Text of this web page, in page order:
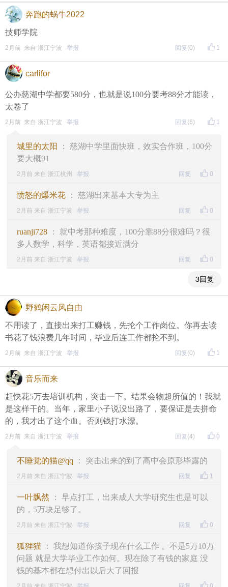
奔跑的蜗牛2022
技师学院
1
2月前 来自 浙江宁波 举报 回复 (0)
carlifor
公办慈湖中学都要580分，也就是说100分要考88分才能读，
太卷了
1
2月前 来自 浙江宁波 举报 回复 (6)
城里的太阳
： 慈湖中学里面快班，效实合作班，100分
要大概91
0
2月前 来自 浙江杭州 举报 回复
愤怒的爆米花 ： 慈湖出来基本大专为主
0
2月前 来自 浙江宁波 举报 回复
ruanji728 ： 就中考那种难度，100分靠88分很难吗？很
多人数学，科学，英语都接近满分
0
2月前 来自 浙江宁波 举报 回复
3回复
野鹤闲云风自由
不用读了，直接出来打工赚钱，先抡个工作岗位。你再去读
书花了钱浪费几年时间，毕业后连工作都抡不到。
1
2月前 来自 浙江宁波 举报 回复 (0)
音乐而来
赶快花5万去培训机构，突击一下。结果会物超所值的！我就
是这样干的。当年，家里小子说没出路了，要保证是去拼命
的，我才出了这个血。否则钱打水漂。
0
2月前 来自 浙江宁波 举报 回复 (4)
不睡觉的猫@qq ： 突击出来的到了高中会原形毕露的
1
2月前 来自 浙江宁波 举报 回复
一叶飘然 ： 早点打工，出来成人大学研究生也是可以
的，5万块足够了。
0
2月前 来自 浙江宁波 举报 回复
狐狸猫 ： 我想知道你孩子现在什么工作 。不是5万10万
问题 就是大学毕业工作如何。现在除了有钱的家庭 没
钱的基本都在想付出以后大了回报